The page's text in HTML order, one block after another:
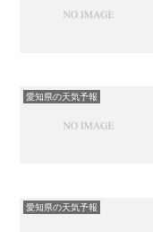
愛知県の天気予報
愛知県の天気予報